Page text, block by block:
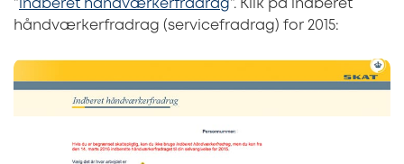
”indberet håndværkerfradrag”. Klik på indberet
håndværkerfradrag (servicefradrag) for 2015: